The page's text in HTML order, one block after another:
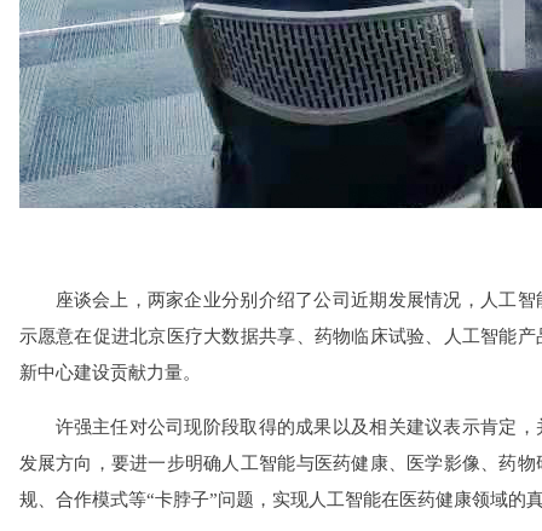
座谈会上，两家企业分别介绍了公司近期发展情况，人工
示愿意在促进北京医疗大数据共享、药物临床试验、人工智能
新中心建设贡献力量。
许强主任对公司现阶段取得的成果以及相关建议表示肯定
发展方向，要进一步明确人工智能与医药健康、医学影像、药
规、合作模式等“卡脖子”问题，实现人工智能在医药健康领域的